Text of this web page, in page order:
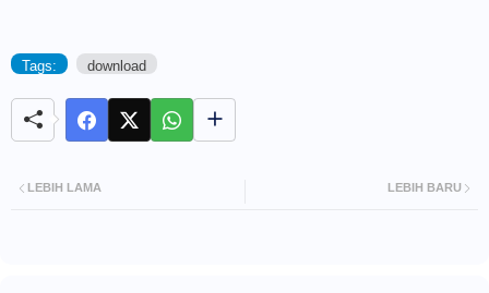
Tags: download
LEBIH BARU
LEBIH LAMA